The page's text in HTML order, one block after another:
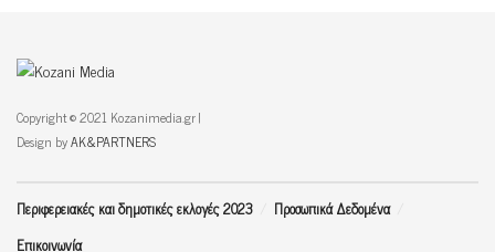
Copyright © 2021 Kozanimedia.gr |
Design byAK&PARTNERS
Περιφερειακές και δημοτικές εκλογές 2023
Προσωπικά Δεδομένα
Επικοινωνία